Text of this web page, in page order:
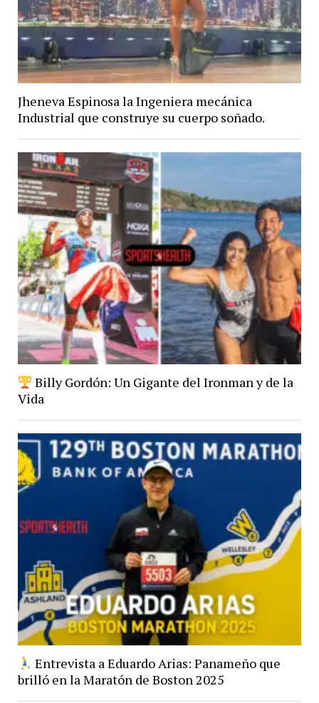
Jheneva Espinosa la Ingeniera mecánica
Industrial que construye su cuerpo soñado.
Billy Gordón: Un Gigante del Ironman y de la
Vida
Entrevista a Eduardo Arias: Panameño que
brilló en la Maratón de Boston 2025